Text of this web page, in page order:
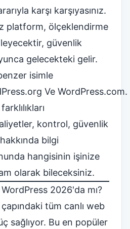
karşı karşıyasınız.
platform, ölçeklendirme
güvenlik
gelecekteki gelir.
isimle
Ve WordPress.com.
kontrol, güvenlik
bilgi
hangisinin işinize
olarak bileceksiniz.
WordPress 2026'da mı?
tüm canlı web
sağlıyor. Bu en popüler